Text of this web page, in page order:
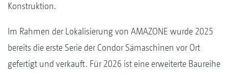
Konstruktion.
Im Rahmen der Lokalisierung von AMAZONE wurde 2025
bereits die erste Serie der Condor Sämaschinen vor Ort
gefertigt und verkauft. Für 2026 ist eine erweiterte Baureihe